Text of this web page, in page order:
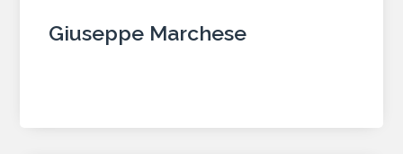
Giuseppe Marchese